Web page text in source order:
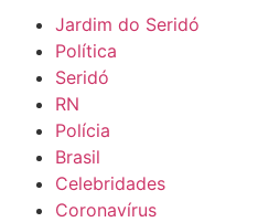
Jardim do Seridó
Política
Seridó
RN
Polícia
Brasil
Celebridades
Coronavírus